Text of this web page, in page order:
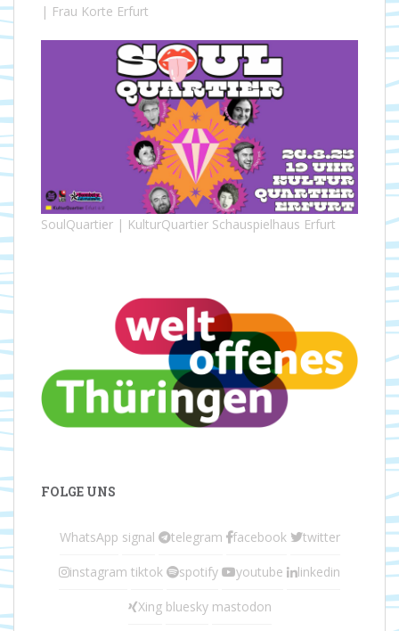
| Frau Korte Erfurt
SoulQuartier | KulturQuartier Schauspielhaus Erfurt
FOLGE UNS
WhatsApp signal telegram facebook twitter
instagram tiktok spotify youtube linkedin
Xing bluesky mastodon